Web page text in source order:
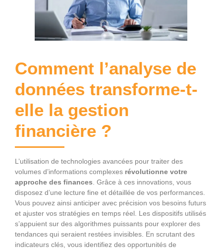
Comment l’analyse de
données transforme-t-
elle la gestion
financière ?
L’utilisation de technologies avancées pour traiter des
volumes d’informations complexes révolutionne votre
approche des finances. Grâce à ces innovations, vous
disposez d’une lecture fine et détaillée de vos performances.
Vous pouvez ainsi anticiper avec précision vos besoins futurs
et ajuster vos stratégies en temps réel. Les dispositifs utilisés
s’appuient sur des algorithmes puissants pour explorer des
tendances qui seraient restées invisibles. En scrutant des
indicateurs clés, vous identifiez des opportunités de